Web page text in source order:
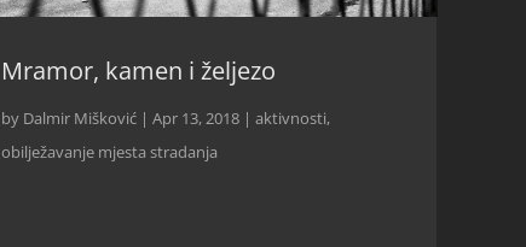
Mramor, kamen i željezo
by Dalmir Mišković| Apr 13, 2018| aktivnosti,
obilježavanje mjesta stradanja